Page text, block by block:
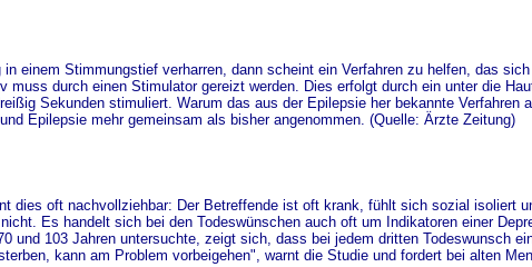
einem Stimmungstief verharren, dann scheint ein Verfahren zu helfen, das
muss durch einen Stimulator gereizt werden. Dies erfolgt durch ein unter die
Sekunden stimuliert. Warum das aus der Epilepsie her bekannte Verfahren
Epilepsie mehr gemeinsam als bisher angenommen. (Quelle: Ärzte Zeitung)
dies oft nachvollziehbar: Der Betreffende ist oft krank, fühlt sich sozial isoliert
Es handelt sich bei den Todeswünschen auch oft um Indikatoren einer
und 103 Jahren untersuchte, zeigt sich, dass bei jedem dritten Todeswunsch
kann am Problem vorbeigehen", warnt die Studie und fordert bei alten